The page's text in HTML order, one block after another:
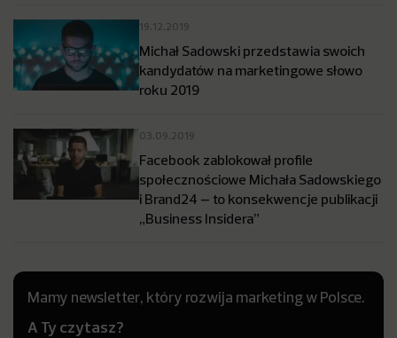
19.12.2019
Michał Sadowski przedstawia swoich
kandydatów na marketingowe słowo
roku 2019
03.09.2019
Facebook zablokował profile
społecznościowe Michała Sadowskiego
i Brand24 – to konsekwencje publikacji
„Business Insidera”
Mamy newsletter, który rozwija marketing w Polsce.
A Ty czytasz?